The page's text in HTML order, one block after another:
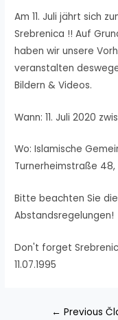
Am 11. Juli jährt sich
Srebrenica !! Auf
haben wir unsere
veranstalten
Bildern & Videos.
Wann: 11. Juli 2020
Wo: Islamische
Turnerheimstraße 48,
Bitte beachten Sie
Abstandsregelungen!
Don't forget
11.07.1995
Navigacija
← Previous